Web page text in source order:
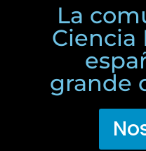
La
Ciencia
grande